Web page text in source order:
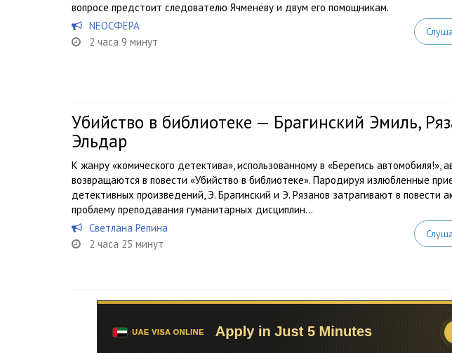
вопросе предстоит следователю Ячменёву и двум его помощникам.
NEOСФЕРА
2 часа 9 минут
Убийство в библиотеке — Брагинский Эмиль,
Эльдар
К жанру «комического детектива», использованному в «Берегись автомобиля!»,
возвращаются в повести «Убийство в библиотеке». Пародируя излюбленные
детективных произведений, Э. Брагинский и Э. Рязанов затрагивают в повести
проблему преподавания гуманитарных дисциплин...
Светлана Репина
2 часа 25 минут